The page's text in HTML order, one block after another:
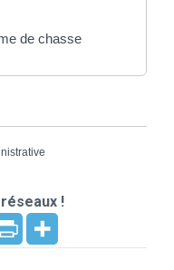
de chasse
!